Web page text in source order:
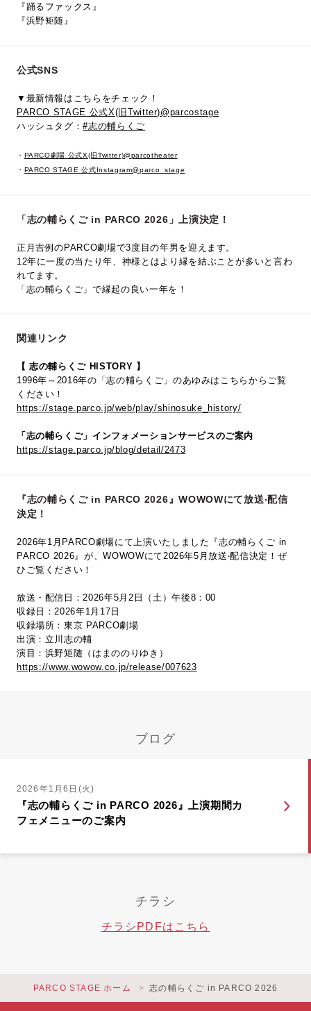
『踊るファックス』
『浜野矩随』
公式SNS
▼最新情報はこちらをチェック！
PARCO STAGE 公式X(旧Twitter)@parcostage
ハッシュタグ：#志の輔らくご
・ PARCO劇場 公式X(旧Twitter)@parcotheater
・ PARCO STAGE 公式Instagram@parco_stage
「志の輔らくご in PARCO 2026」上演決定！
正月吉例のPARCO劇場で3度目の年男を迎えます。
12年に一度の当たり年、神様とはより縁を結ぶことが多いと言わ
れてます。
「志の輔らくご」で縁起の良い一年を！
関連リンク
【 志の輔らくご HISTORY 】
1996年～2016年の「志の輔らくご」のあゆみはこちらからご覧
ください！
https://stage.parco.jp/web/play/shinosuke_history/
「志の輔らくご」インフォメーションサービスのご案内
https://stage.parco.jp/blog/detail/2473
『志の輔らくご in PARCO 2026』WOWOWにて放送‧配信
決定！
2026年1月PARCO劇場にて上演いたしました『志の輔らくご in
PARCO 2026』が、WOWOWにて2026年5⽉放送‧配信決定！ぜ
ひご覧ください！
放送・配信日：2026年5月2日（土）午後8：00
収録日：2026年1月17日
収録場所：東京 PARCO劇場
出演：立川志の輔
演目：浜野矩随（はまののりゆき）
https://www.wowow.co.jp/release/007623
ブログ
2026年1月6日(火)
『志の輔らくご in PARCO 2026』上演期間カ
フェメニューのご案内
チラシ
チラシPDFはこちら
PARCO STAGE ホーム 志の輔らくご in PARCO 2026